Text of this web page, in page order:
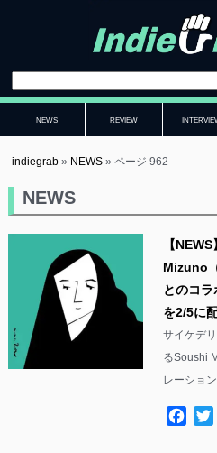
NEWS REVIEW
indiegrab » NEWS »ページ 962
NEWS
【
Mizuno
とのコ
を2/5に
サイケデ
るSoushi
レーショ